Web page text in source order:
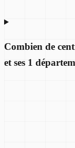
Combien de
et ses 1